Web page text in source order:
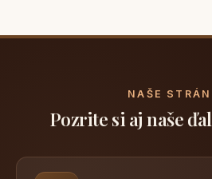
NAŠE
Pozrite si aj naše